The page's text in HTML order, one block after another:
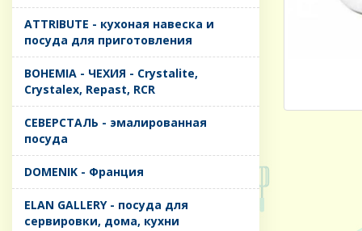
ATTRIBUTE - кухоная навеска и
посуда для приготовления
BOHEMIA - ЧЕХИЯ - Crystalite,
Crystalex, Repast, RCR
CЕВЕРСТАЛЬ - эмалированная
посуда
DOMENIK - Франция
ELAN GALLERY - посуда для
сервировки, дома, кухни